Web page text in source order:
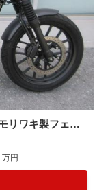
ホンダ ＧＢ３５０Ｓ モリワキマフラー モリワキ製フェンダーレス バーエンドミラー ショートスクリーン
万円